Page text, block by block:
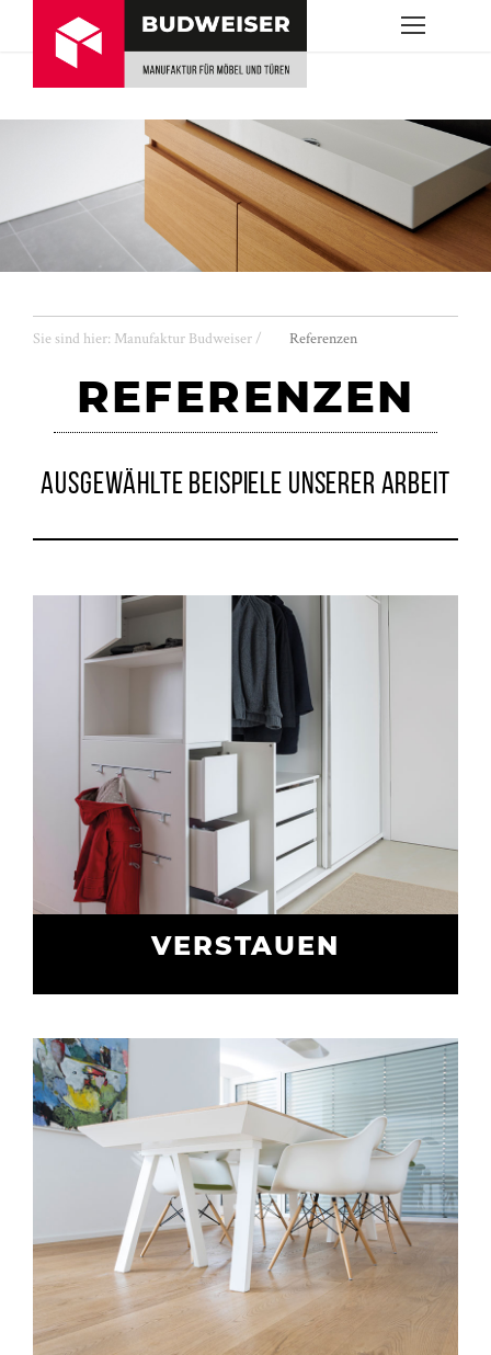
Sie sind hier: Manufaktur Budweiser / Referenzen
REFERENZEN
AUSGEWÄHLTE BEISPIELE UNSERER ARBEIT
VERSTAUEN